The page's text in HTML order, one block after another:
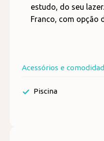
estudo, do seu
Franco, com opção
Acessórios e
Piscina